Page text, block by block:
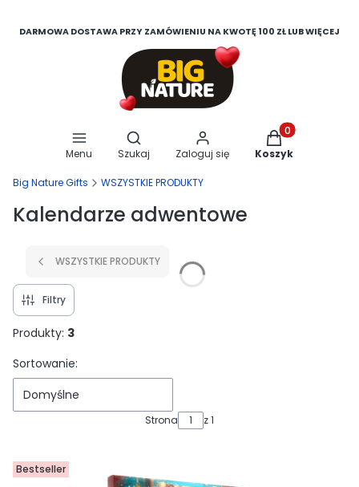
DARMOWA DOSTAWA PRZY ZAMÓWIENIU NA KWOTĘ 100 ZŁ LUB WIĘCEJ
Menu
Otwórz wyszukiwarkę
Szukaj Zaloguj się
Produkty w
Koszyk
Big Nature Gifts WSZYSTKIE PRODUKTY
Kalendarze adwentowe
WSZYSTKIE PRODUKTY
Filtry
Produkty: 3
Lista produktów
Sortowanie:
Domyślne
Strona z 1
Bestseller